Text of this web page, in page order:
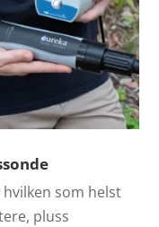
som helst
pluss